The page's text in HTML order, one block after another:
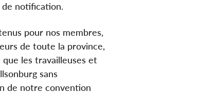
de notification.
pour nos membres,
de toute la province,
que les travailleuses et
sans
de notre convention